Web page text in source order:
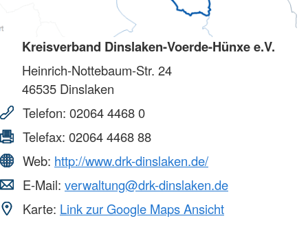
Kreisverband Dinslaken-Voerde-Hünxe e.V.
Heinrich-Nottebaum-Str. 24
46535 Dinslaken
Telefon: 02064 4468 0
Telefax: 02064 4468 88
Web: http://www.drk-dinslaken.de/
E-Mail: verwaltung@drk-dinslaken.de
Karte: Link zur Google Maps Ansicht